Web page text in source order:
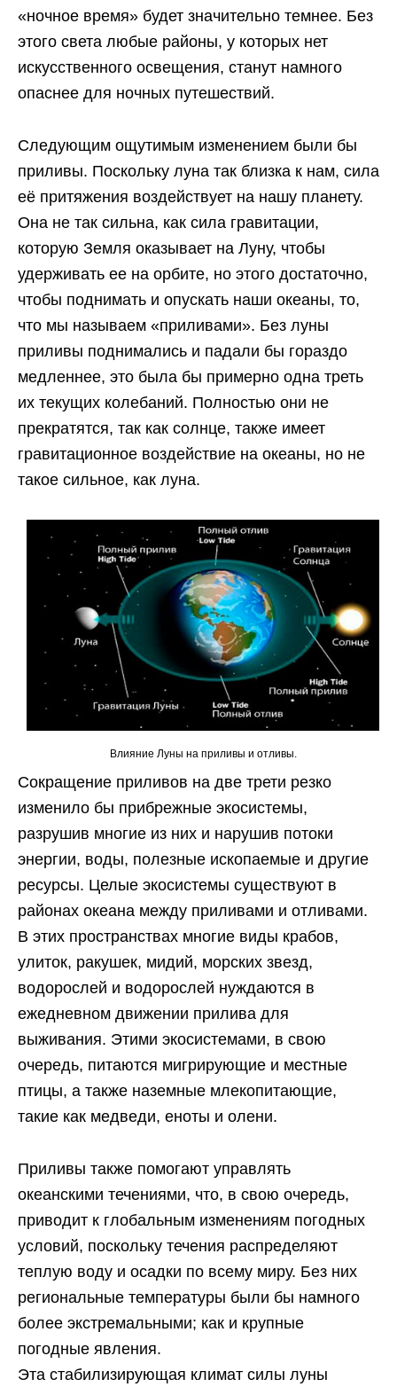
«ночное время» будет значительно темнее. Без
этого света любые районы, у которых нет
искусственного освещения, станут намного
опаснее для ночных путешествий.
Следующим ощутимым изменением были бы
приливы. Поскольку луна так близка к нам, сила
её притяжения воздействует на нашу планету.
Она не так сильна, как сила гравитации,
которую Земля оказывает на Луну, чтобы
удерживать ее на орбите, но этого достаточно,
чтобы поднимать и опускать наши океаны, то,
что мы называем «приливами». Без луны
приливы поднимались и падали бы гораздо
медленнее, это была бы примерно одна треть
их текущих колебаний. Полностью они не
прекратятся, так как солнце, также имеет
гравитационное воздействие на океаны, но не
такое сильное, как луна.
Влияние Луны на приливы и отливы.
Сокращение приливов на две трети резко
изменило бы прибрежные экосистемы,
разрушив многие из них и нарушив потоки
энергии, воды, полезные ископаемые и другие
ресурсы. Целые экосистемы существуют в
районах океана между приливами и отливами.
В этих пространствах многие виды крабов,
улиток, ракушек, мидий, морских звезд,
водорослей и водорослей нуждаются в
ежедневном движении прилива для
выживания. Этими экосистемами, в свою
очередь, питаются мигрирующие и местные
птицы, а также наземные млекопитающие,
такие как медведи, еноты и олени.
Приливы также помогают управлять
океанскими течениями, что, в свою очередь,
приводит к глобальным изменениям погодных
условий, поскольку течения распределяют
теплую воду и осадки по всему миру. Без них
региональные температуры были бы намного
более экстремальными; как и крупные
погодные явления.
Эта стабилизирующая климат силы луны